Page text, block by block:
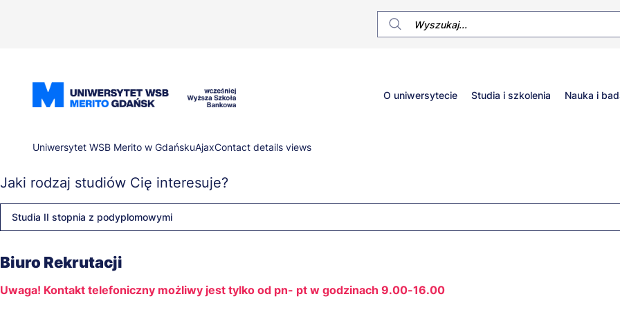
Główne
O uniwersytecie Studia i szkolenia Nauka i
Ścieżka
nawigacyjna
Uniwersytet WSB Merito w GdańskuAjaxContact details views
Jaki rodzaj studiów Cię interesuje?
Studia II stopnia z podyplomowymi
Biuro Rekrutacji
Uwaga! Kontakt telefoniczny możliwy jest tylko od pn- pt w godzinach 9.00-16.00